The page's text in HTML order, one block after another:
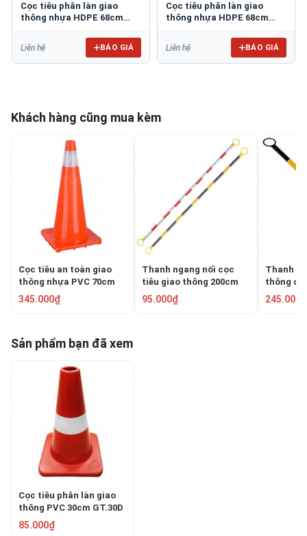
Cọc tiêu phân làn giao
thông nhựa HDPE 68cm
Liên hệ BÁO GIÁ
Cọc tiêu phân làn giao
thông nhựa HDPE 68cm
Liên hệ BÁO GIÁ
Khách hàng cũng mua kèm
Cọc tiêu an toàn giao
thông nhựa PVC 70cm
Blue Eagle TC80
345.000₫
Thanh ngang nối cọc
tiêu giao thông 200cm
GT-200-1
95.000₫
Thanh
thông có
Blue
245.000₫
Sản phẩm bạn đã xem
Cọc tiêu phân làn giao
thông PVC 30cm GT.30D
85.000₫